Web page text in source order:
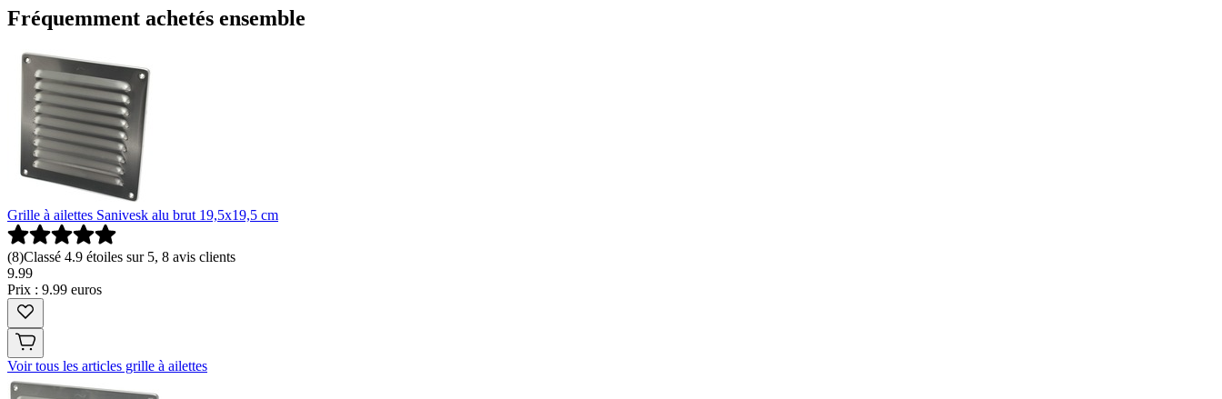
Fréquemment achetés ensemble
Grille à ailettes Sanivesk alu brut 19,5x19,5 cm
(8)Classé 4.9 étoiles sur 5, 8 avis clients
9.99
Prix : 9.99 euros
Voir tous les articles grille à ailettes